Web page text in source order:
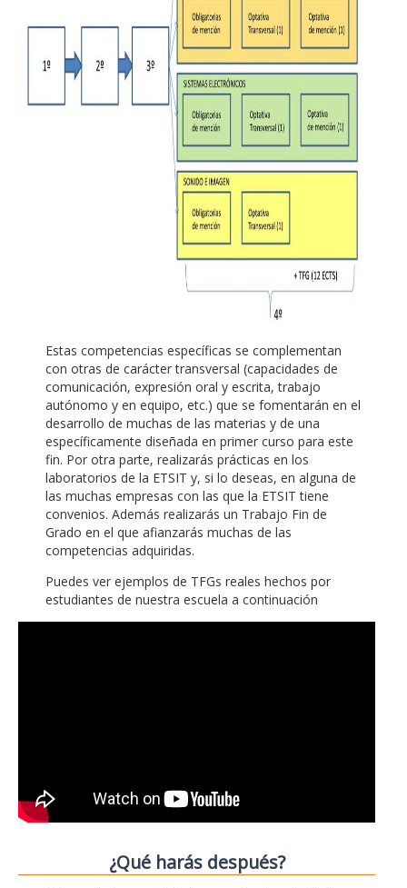
Estas competencias específicas se complementan
con otras de carácter transversal (capacidades de
comunicación, expresión oral y escrita, trabajo
autónomo y en equipo, etc.) que se fomentarán en el
desarrollo de muchas de las materias y de una
específicamente diseñada en primer curso para este
fin. Por otra parte, realizarás prácticas en los
laboratorios de la ETSIT y, si lo deseas, en alguna de
las muchas empresas con las que la ETSIT tiene
convenios. Además realizarás un Trabajo Fin de
Grado en el que afianzarás muchas de las
competencias adquiridas.
Puedes ver ejemplos de TFGs reales hechos por
estudiantes de nuestra escuela a continuación
¿Qué harás después?